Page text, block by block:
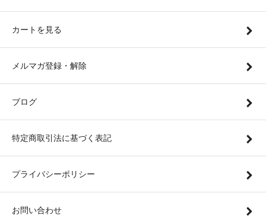
カートを見る
メルマガ登録・解除
ブログ
特定商取引法に基づく表記
プライバシーポリシー
お問い合わせ